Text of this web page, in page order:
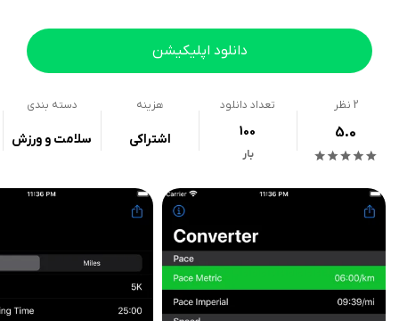
دانلود اپلیکیشن
2 نظر
5.0
تعداد دانلود
100
بار
هزینه
اشتراکی
دسته بندی
سلامت و ورزش